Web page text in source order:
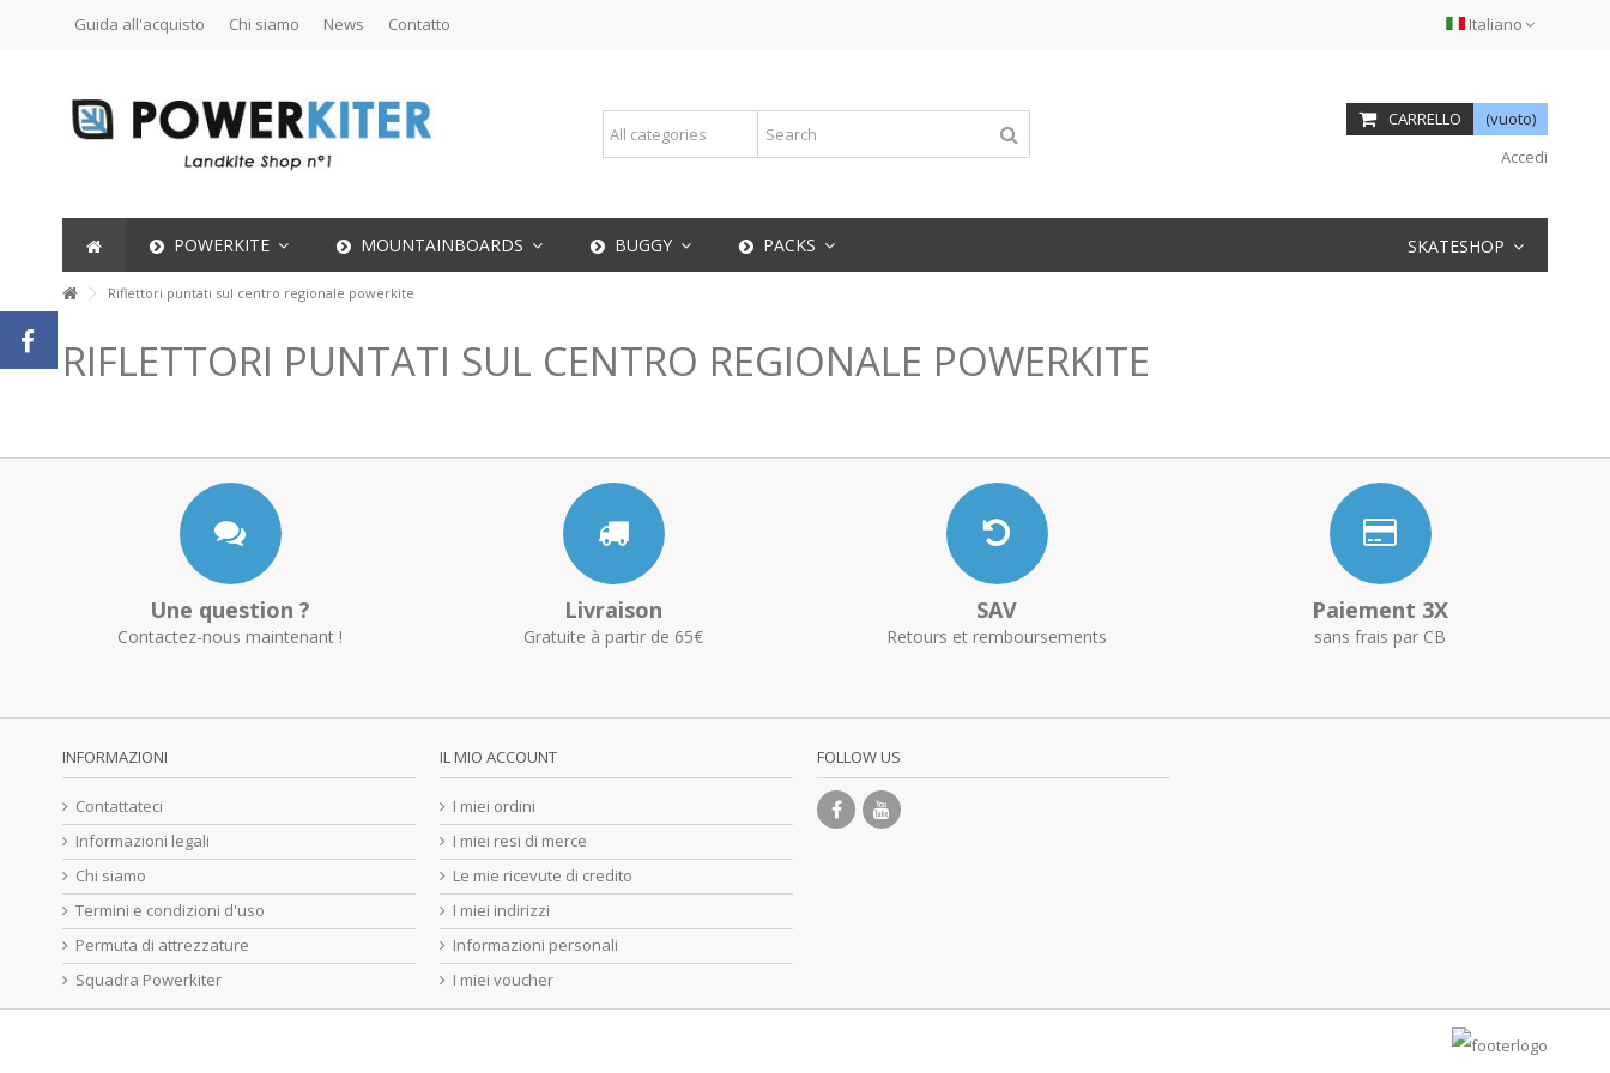
Italiano
Guida all'acquisto Chi siamo News Contatto
CARRELLO
(vuoto)
Accedi
POWERKITE MOUNTAINBOARDS BUGGY PACKS SKATESHOP
Riflettori puntati sul centro regionale powerkite
RIFLETTORI PUNTATI SUL CENTRO REGIONALE POWERKITE
Une question ?
Contactez-nous maintenant !
Livraison
Gratuite à partir de 65€
SAV
Retours et remboursements
Paiement 3X
sans frais par CB
INFORMAZIONI
Contattateci
Informazioni legali
Chi siamo
Termini e condizioni d'uso
Permuta di attrezzature
Squadra Powerkiter
IL MIO ACCOUNT
I miei ordini
I miei resi di merce
Le mie ricevute di credito
I miei indirizzi
Informazioni personali
I miei voucher
FOLLOW US